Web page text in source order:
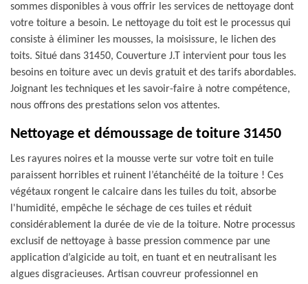
sommes disponibles à vous offrir les services de nettoyage dont
votre toiture a besoin. Le nettoyage du toit est le processus qui
consiste à éliminer les mousses, la moisissure, le lichen des
toits. Situé dans 31450, Couverture J.T intervient pour tous les
besoins en toiture avec un devis gratuit et des tarifs abordables.
Joignant les techniques et les savoir-faire à notre compétence,
nous offrons des prestations selon vos attentes.
Nettoyage et démoussage de toiture 31450
Les rayures noires et la mousse verte sur votre toit en tuile
paraissent horribles et ruinent l’étanchéité de la toiture ! Ces
végétaux rongent le calcaire dans les tuiles du toit, absorbe
l'humidité, empêche le séchage de ces tuiles et réduit
considérablement la durée de vie de la toiture. Notre processus
exclusif de nettoyage à basse pression commence par une
application d’algicide au toit, en tuant et en neutralisant les
algues disgracieuses. Artisan couvreur professionnel en